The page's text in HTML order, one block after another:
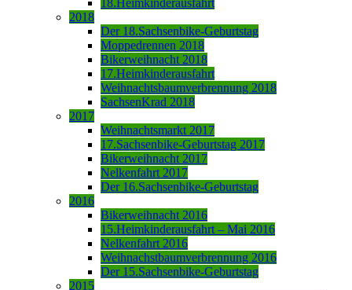
2018
Der 18.Sachsenbike-Geburtstag
Moppedrennen 2018
Bikerweihnacht 2018
17.Heimkinderausfahrt
Weihnachtsbaumverbrennung 2018
SachsenKrad 2018
2017
Weihnachtsmarkt 2017
17.Sachsenbike-Geburtstag 2017
Bikerweihnacht 2017
Nelkenfahrt 2017
Der 16.Sachsenbike-Geburtstag
2016
Bikerweihnacht 2016
15.Heimkinderausfahrt – Mai 2016
Nelkenfahrt 2016
Weihnachstbaumverbrennung 2016
Der 15.Sachsenbike-Geburtstag
2015